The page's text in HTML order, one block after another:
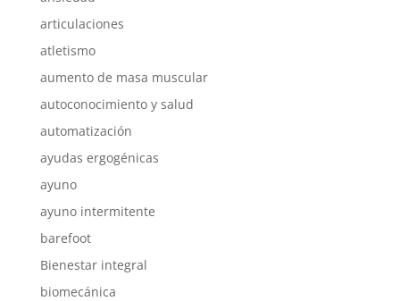
articulaciones
atletismo
aumento de masa muscular
autoconocimiento y salud
automatización
ayudas ergogénicas
ayuno
ayuno intermitente
barefoot
Bienestar integral
biomecánica